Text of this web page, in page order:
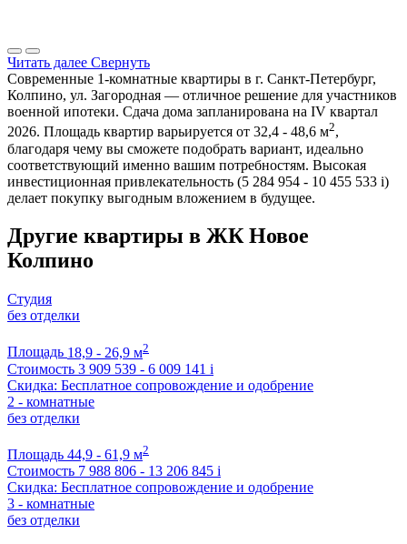
Читать далее Свернуть
Современные 1-комнатные квартиры в г. Санкт-Петербург,
Колпино, ул. Загородная — отличное решение для участников
военной ипотеки. Сдача дома запланирована на IV квартал
2026. Площадь квартир варьируется от 32,4 - 48,6 м2,
благодаря чему вы сможете подобрать вариант, идеально
соответствующий именно вашим потребностям. Высокая
инвестиционная привлекательность (5 284 954 - 10 455 533 i)
делает покупку выгодным вложением в будущее.
Другие квартиры в ЖК Новое
Колпино
Студия
без отделки
Площадь 18,9 - 26,9 м2
Стоимость 3 909 539 - 6 009 141 i
Скидка: Бесплатное сопровождение и одобрение
2 - комнатные
без отделки
Площадь 44,9 - 61,9 м2
Стоимость 7 988 806 - 13 206 845 i
Скидка: Бесплатное сопровождение и одобрение
3 - комнатные
без отделки